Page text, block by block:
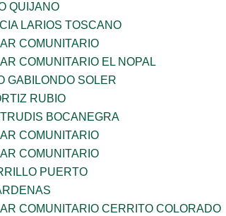
QUIJANO
LARIOS TOSCANO
COMUNITARIO
COMUNITARIO EL NOPAL
GABILONDO SOLER
RUBIO
BOCANEGRA
COMUNITARIO
COMUNITARIO
PUERTO
COMUNITARIO CERRITO COLORADO